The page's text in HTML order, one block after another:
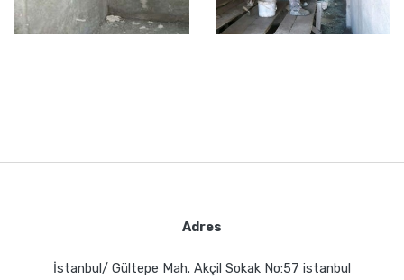
Adres
İstanbul/ Gültepe Mah. Akçil Sokak No:57 istanbul